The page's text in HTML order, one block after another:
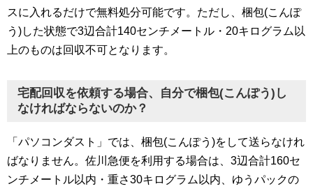
スに入れるだけで無料処分可能です。ただし、梱包(こんぽ
う)した状態で3辺合計140センチメートル・20キログラム以
上のものは回収不可となります。
宅配回収を依頼する場合、自分で梱包(こんぽう)し
なければならないのか？
「パソコンダスト」では、梱包(こんぽう)をして送らなけれ
ばなりません。佐川急便を利用する場合は、3辺合計160セ
ンチメートル以内・重さ30キログラム以内、ゆうパックの